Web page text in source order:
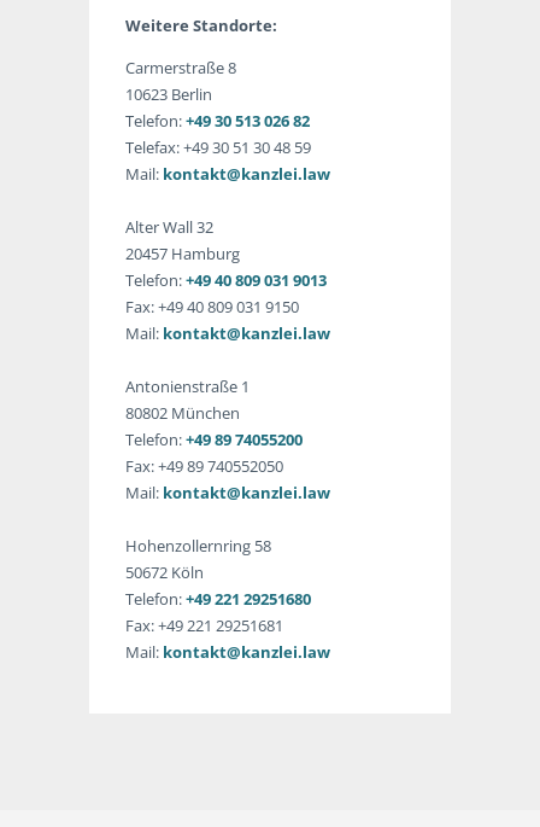
Weitere Standorte:
Carmerstraße 8
10623 Berlin
Telefon:+49 30 513 026 82
Telefax: +49 30 51 30 48 59
Mail: kontakt@kanzlei.law
Alter Wall 32
20457 Hamburg
Telefon:+49 40 809 031 9013
Fax: +49 40 809 031 9150
Mail: kontakt@kanzlei.law
Antonienstraße 1
80802 München
Telefon:+49 89 74055200
Fax: +49 89 740552050
Mail: kontakt@kanzlei.law
Hohenzollernring 58
50672 Köln
Telefon:+49 221 29251680
Fax: +49 221 29251681
Mail: kontakt@kanzlei.law